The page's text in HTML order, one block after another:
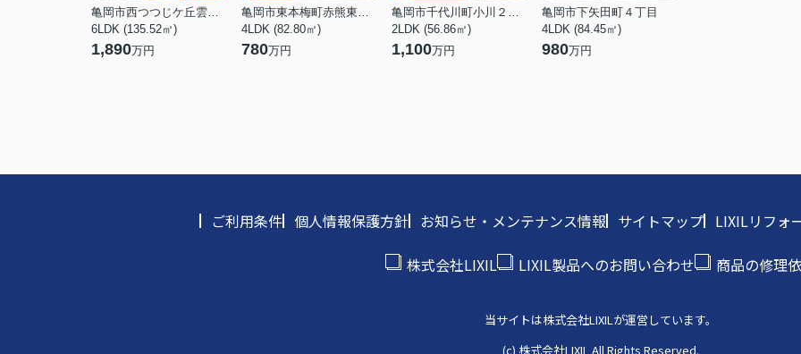
亀岡市西つつじケ丘雲仙台２丁目
6LDK (135.52㎡)
1,890万円
亀岡市東本梅町赤熊東山口
4LDK (82.80㎡)
780万円
亀岡市千代川町小川２丁目
2LDK (56.86㎡)
1,100万円
亀岡市下矢田町４丁目
4LDK (84.45㎡)
980万円
ご利用条件 個人情報保護方針 お知らせ・メンテナンス情報 サイトマップ LIXILリフォ
株式会社LIXIL LIXIL製品へのお問い合わせ 商品の修理
当サイトは株式会社LIXILが運営しています。
(c) 株式会社LIXIL All Rights Reserved.